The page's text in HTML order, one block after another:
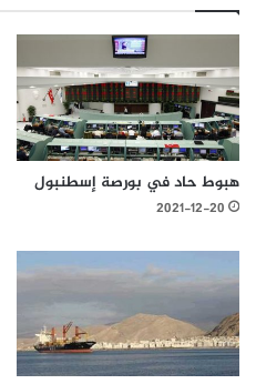
هبوط حاد في بورصة إسطنبول
2021-12-20